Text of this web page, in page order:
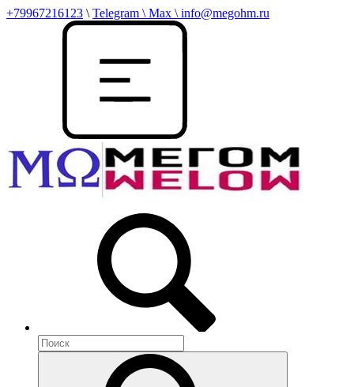
+79967216123 \ Telegram \ Max \ info@megohm.ru